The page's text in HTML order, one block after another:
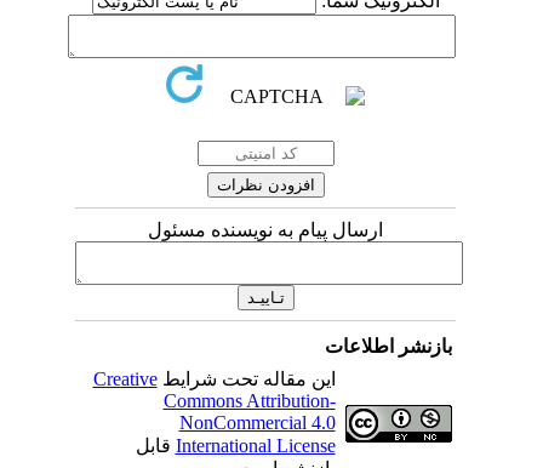
ارسال پیام به نویسنده مسئول
بازنشر اطلاعات
این مقاله تحت شرایطCreative
Commons Attribution-
NonCommercial 4.0
International Licenseقابل